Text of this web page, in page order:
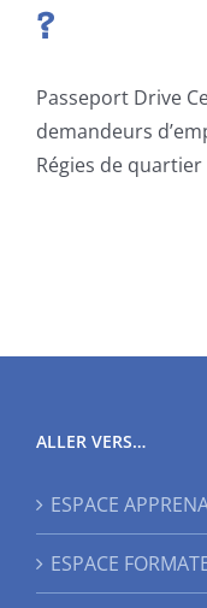
?
Passeport Drive
demandeurs
Régies de
ALLER VERS…
ESPACE
ESPACE